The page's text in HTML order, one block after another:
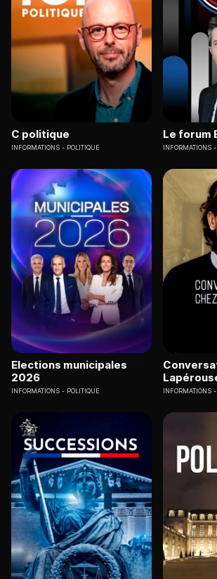
C politique
INFORMATIONS POLITIQUE
Le forum
INFORMATIONS
Elections municipales
2026
INFORMATIONS POLITIQUE INFORMATIONS